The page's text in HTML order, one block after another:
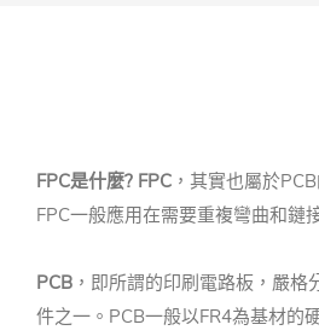
FPC是什麼? FPC ，其實也屬於
FPC一般應用在需要重複彎曲和鏈
PCB ，即所謂的印刷電路板，嚴
件之一。PCB一般以FR4為基材的